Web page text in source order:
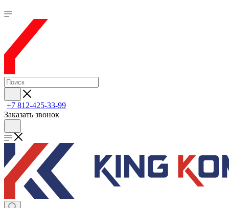
+7 812-425-33-99
Заказать звонок